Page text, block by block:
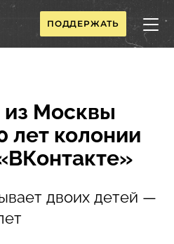
ПОДДЕРЖАТЬ
Москвы
лет колонии
двоих детей —